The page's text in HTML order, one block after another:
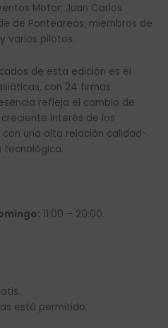
Motor; Juan Carlos
de Ponteareas; miembros de
varios pilotos.
de esta edición es el
con 24 firmas
refleja el cambio de
interés de los
una alta relación calidad-
tecnológica.
11:00 – 20:00.
está permitido.